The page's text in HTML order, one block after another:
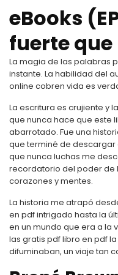
eBooks
fuerte
La magia de las palabras
instante. La habilidad del
online​ cobren vida es
La escritura es crujiente y
que nunca hace que este
abarrotado. Fue una
que terminé de descargar
que nunca luchas me
recordatorio del poder de
corazones y mentes.
La historia me atrapó
en pdf intrigado hasta la
en un mundo que era a la
las gratis pdf libro en pdf
difuminaban, un viaje tan